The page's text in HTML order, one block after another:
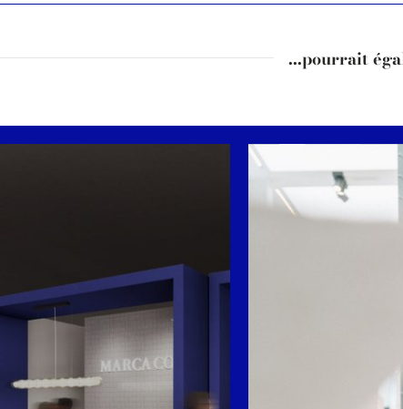
...pourrait